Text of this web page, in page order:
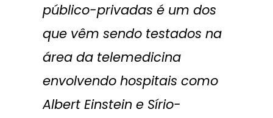
público-privadas é um dos
que vêm sendo testados na
área da telemedicina
envolvendo hospitais como
Albert Einstein e Sírio-